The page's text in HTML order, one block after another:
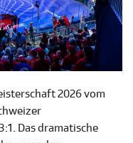
2026 vom
Das dramatische